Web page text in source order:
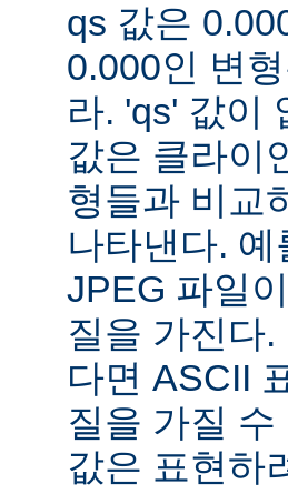
qs 값은
0.000인 변
라. 'qs' 값이
값은 클라이
형들과 비교
나타낸다.
JPEG 파일
질을 가진다
다면 ASCII
질을 가질
값은 표현하